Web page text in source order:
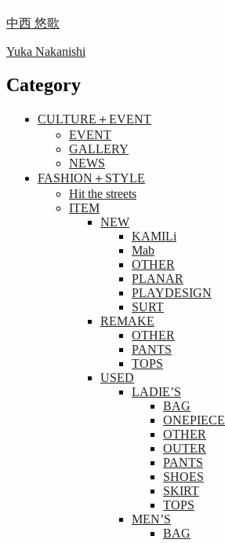
中西 悠歌
Yuka Nakanishi
Category
CULTURE＋EVENT
EVENT
GALLERY
NEWS
FASHION＋STYLE
Hit the streets
ITEM
NEW
KAMILi
Mab
OTHER
PLANAR
PLAYDESIGN
SURT
REMAKE
OTHER
PANTS
TOPS
USED
LADIE’S
BAG
ONEPIECE
OTHER
OUTER
PANTS
SHOES
SKIRT
TOPS
MEN’S
BAG